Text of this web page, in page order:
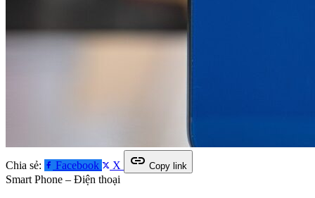
Chia sẻ: Facebook X link Copy link
Smart Phone – Điện thoại